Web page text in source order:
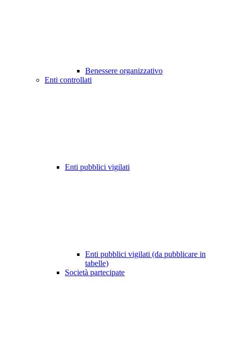
Benessere organizzativo
Enti controllati
Enti pubblici vigilati
Enti pubblici vigilati (da pubblicare in
tabelle)
Società partecipate